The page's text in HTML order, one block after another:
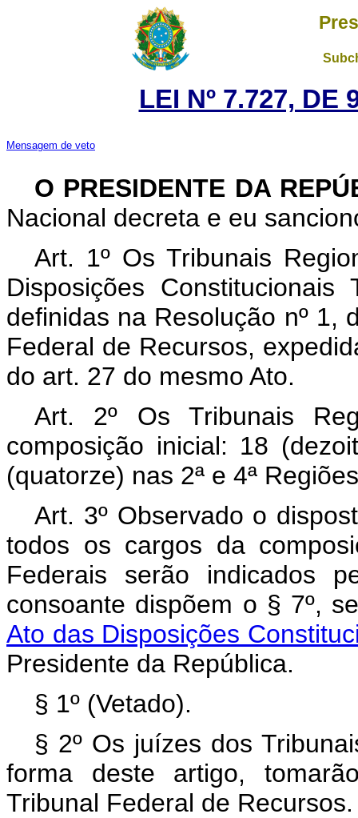
LEI Nº 7.727, DE
Mensagem de veto
O PRESIDENTE DA
Nacional decreta e eu
Art. 1º Os Tribunais
Disposições
definidas na Resolução nº 1,
Federal de Recursos,
do art. 27 do mesmo Ato.
Art. 2º Os Tribunais
composição inicial: 18
(quatorze) nas 2ª e 4ª
Art. 3º Observado o
todos os cargos da
Federais serão indicados
consoante dispõem o § 7º,
Ato das Disposições
Presidente da República.
§ 1º (Vetado).
§ 2º Os juízes dos
forma deste artigo,
Tribunal Federal de Recursos.